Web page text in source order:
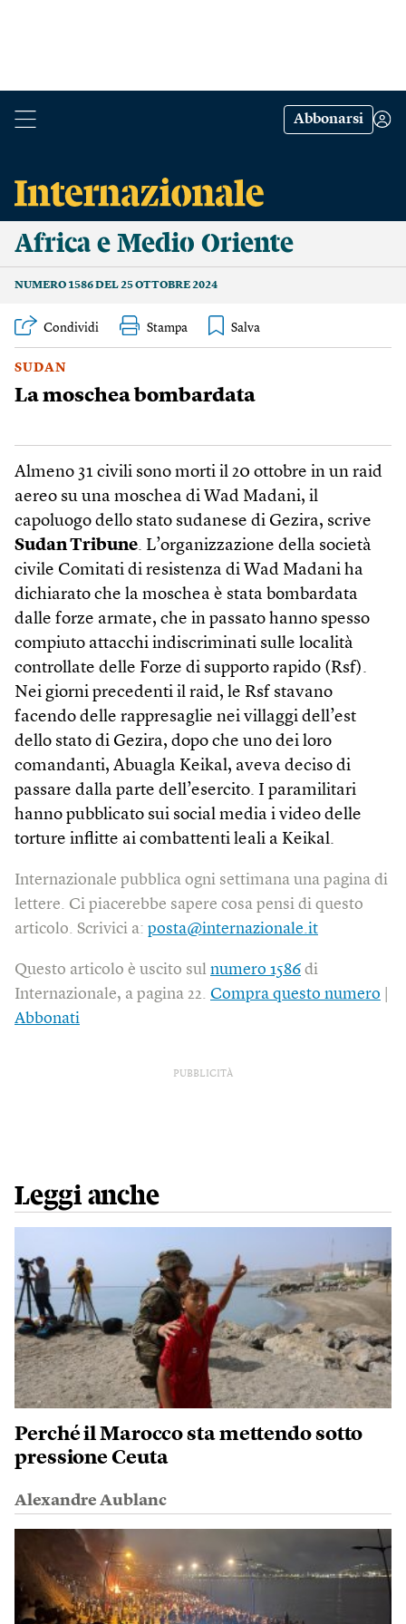
Abbonarsi
Africa e Medio Oriente
NUMERO 1586 DEL 25 OTTOBRE 2024
Condividi Stampa
SUDAN
La moschea bombardata
Almeno 31 civili sono morti il 20 ottobre in un raid
aereo su una moschea di Wad Madani, il
capoluogo dello stato sudanese di Gezira, scrive
Sudan Tribune. L’organizzazione della società
civile Comitati di resistenza di Wad Madani ha
dichiarato che la moschea è stata bombardata
dalle forze armate, che in passato hanno spesso
compiuto attacchi indiscriminati sulle località
controllate delle Forze di supporto rapido (Rsf).
Nei giorni precedenti il raid, le Rsf stavano
facendo delle rappresaglie nei villaggi dell’est
dello stato di Gezira, dopo che uno dei loro
comandanti, Abuagla Keikal, aveva deciso di
passare dalla parte dell’esercito. I paramilitari
hanno pubblicato sui social media i video delle
torture inflitte ai combattenti leali a Keikal.
Internazionale pubblica ogni settimana una pagina di
lettere. Ci piacerebbe sapere cosa pensi di questo
articolo. Scrivici a: posta@internazionale.it
Questo articolo è uscito sul numero 1586 di
Internazionale, a pagina 22. Compra questo numero
Abbonati
PUBBLICITÀ
Leggi anche
Perché il Marocco sta mettendo sotto
pressione Ceuta
Alexandre Aublanc